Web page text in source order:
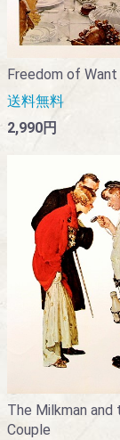
Freedom of Want
送料無料
2,990円
The Milkman and
Couple